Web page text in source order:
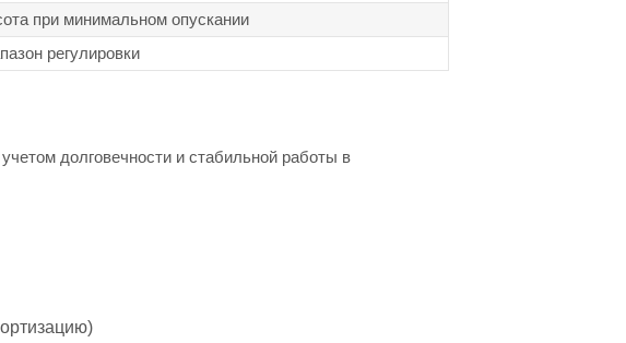
при минимальном опускании
регулировки
долговечности и стабильной работы в